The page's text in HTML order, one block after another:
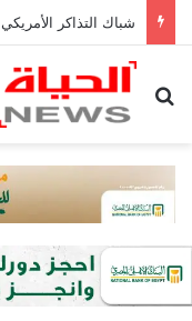
شباك التذاكر
بحث عن